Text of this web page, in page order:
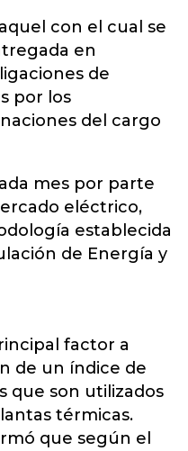
con el cual se
en
de
por los
del cargo
mes por parte
eléctrico,
establecida
de Energía y
factor a
de un índice de
que son utilizados
térmicas.
que según el